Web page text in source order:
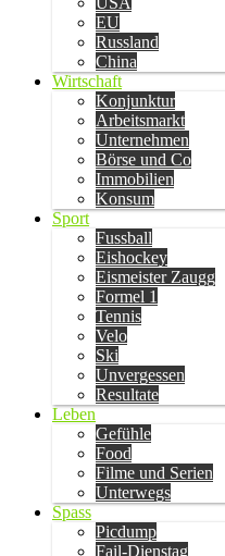
EU
Russland
China
Wirtschaft
Konjunktur
Arbeitsmarkt
Unternehmen
Börse und Co
Immobilien
Konsum
Sport
Fussball
Eishockey
Eismeister Zaugg
Formel 1
Tennis
Velo
Ski
Unvergessen
Resultate
Leben
Gefühle
Food
Filme und Serien
Unterwegs
Spass
Picdump
Fail-Dienstag